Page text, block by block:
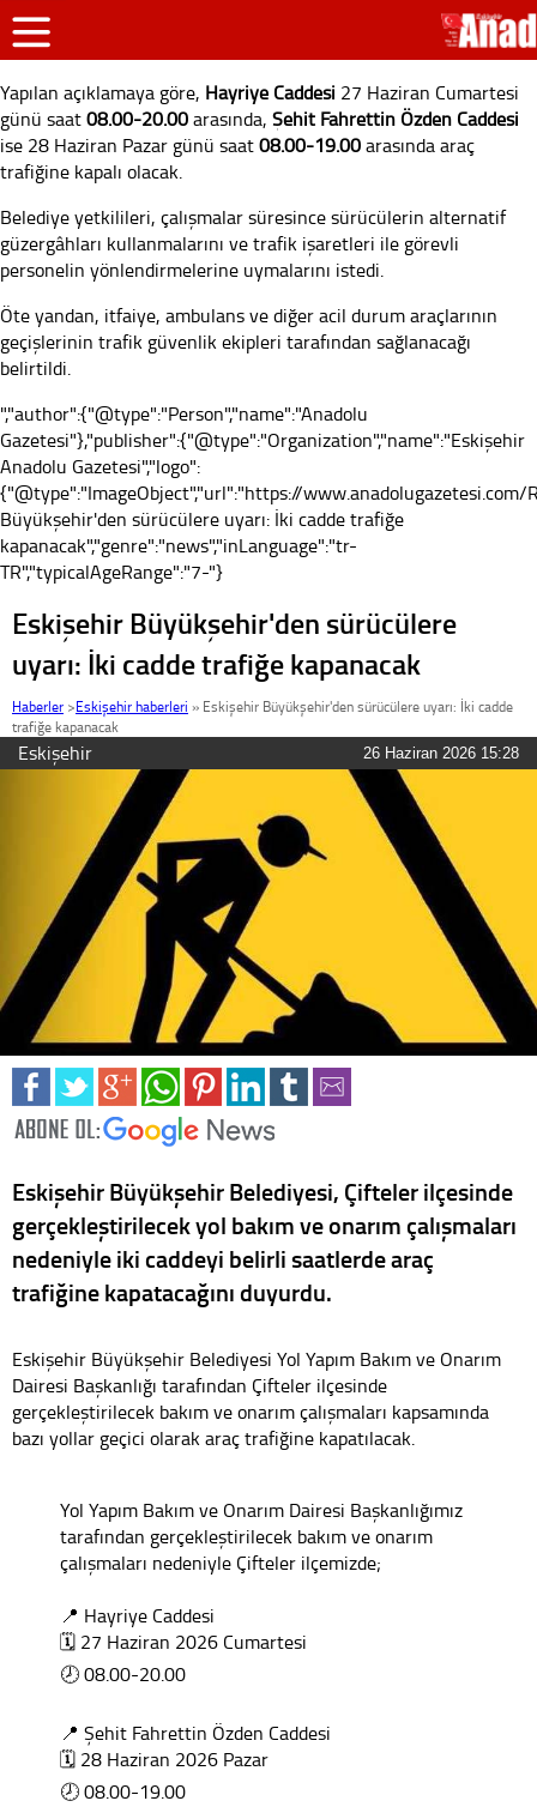
Yapılan açıklamaya göre, Hayriye Caddesi 27 Haziran Cumartesi
günü saat08.00-20.00arasında, Şehit Fahrettin Özden Caddesi
ise 28 Haziran Pazar günü saat08.00-19.00arasında araç
trafiğine kapalı olacak.
Belediye yetkilileri, çalışmalar süresince sürücülerin alternatif
güzergâhları kullanmalarını ve trafik işaretleri ile görevli
personelin yönlendirmelerine uymalarını istedi.
Öte yandan, itfaiye, ambulans ve diğer acil durum araçlarının
geçişlerinin trafik güvenlik ekipleri tarafından sağlanacağı
belirtildi.
","author":{"@type":"Person","name":"Anadolu
Gazetesi"},"publisher":{"@type":"Organization","name":"Eskişehir
Anadolu Gazetesi","logo":
{"@type":"ImageObject","url":"https://
Büyükşehir'den sürücülere uyarı: İki cadde trafiğe
kapanacak","genre":"news","inLanguage":"tr-
TR","typicalAgeRange":"7-"}
Eskişehir Büyükşehir'den sürücülere
uyarı: İki cadde trafiğe kapanacak
Haberler >Eskişehir haberleri » Eskişehir Büyükşehir'den sürücülere uyarı: İki cadde
trafiğe kapanacak
Eskişehir 26 Haziran 2026 15:28
Eskişehir Büyükşehir Belediyesi, Çifteler ilçesinde
gerçekleştirilecek yol bakım ve onarım çalışmaları
nedeniyle iki caddeyi belirli saatlerde araç
trafiğine kapatacağını duyurdu.
Eskişehir Büyükşehir Belediyesi Yol Yapım Bakım ve Onarım
Dairesi Başkanlığı tarafından Çifteler ilçesinde
gerçekleştirilecek bakım ve onarım çalışmaları kapsamında
bazı yollar geçici olarak araç trafiğine kapatılacak.
Yol Yapım Bakım ve Onarım Dairesi Başkanlığımız
tarafından gerçekleştirilecek bakım ve onarım
çalışmaları nedeniyle Çifteler ilçemizde;
📍 Hayriye Caddesi
🗓️ 27 Haziran 2026 Cumartesi
🕗 08.00-20.00
📍 Şehit Fahrettin Özden Caddesi
🗓️ 28 Haziran 2026 Pazar
🕗 08.00-19.00